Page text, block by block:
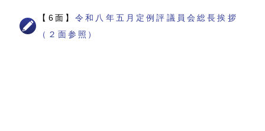
【6面】令和八年五月定例評議員会総長挨拶
（２面参照）